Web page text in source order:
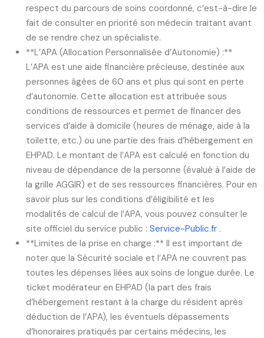
respect du parcours de soins coordonné, c’est-à-dire le
fait de consulter en priorité son médecin traitant avant
de se rendre chez un spécialiste.
**L’APA (Allocation Personnalisée d’Autonomie) :**
L’APA est une aide financière précieuse, destinée aux
personnes âgées de 60 ans et plus qui sont en perte
d’autonomie. Cette allocation est attribuée sous
conditions de ressources et permet de financer des
services d’aide à domicile (heures de ménage, aide à la
toilette, etc.) ou une partie des frais d’hébergement en
EHPAD. Le montant de l’APA est calculé en fonction du
niveau de dépendance de la personne (évalué à l’aide de
la grille AGGIR) et de ses ressources financières. Pour en
savoir plus sur les conditions d’éligibilité et les
modalités de calcul de l’APA, vous pouvez consulter le
site officiel du service public : Service-Public.fr .
**Limites de la prise en charge :** Il est important de
noter que la Sécurité sociale et l’APA ne couvrent pas
toutes les dépenses liées aux soins de longue durée. Le
ticket modérateur en EHPAD (la part des frais
d’hébergement restant à la charge du résident après
déduction de l’APA), les éventuels dépassements
d’honoraires pratiqués par certains médecins, les